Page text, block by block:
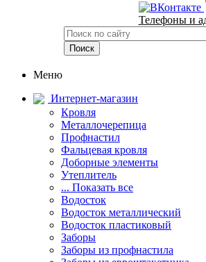
Телефоны и
Меню
Интернет-магазин
Кровля
Металлочерепица
Профнастил
Фальцевая кровля
Доборные элементы
Утеплитель
... Показать все
Водосток
Водосток металлический
Водосток пластиковый
Заборы
Заборы из профнастила